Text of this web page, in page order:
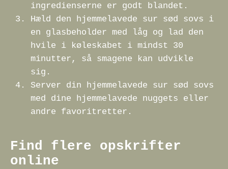
ingredienserne er godt blandet.
Hæld den hjemmelavede sur sød sovs i
en glasbeholder med låg og lad den
hvile i køleskabet i mindst 30
minutter, så smagene kan udvikle
sig.
Server din hjemmelavede sur sød sovs
med dine hjemmelavede nuggets eller
andre favoritretter.
Find flere opskrifter
online